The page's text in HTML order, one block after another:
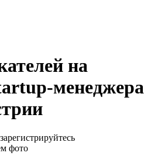
на
менеджера
фото